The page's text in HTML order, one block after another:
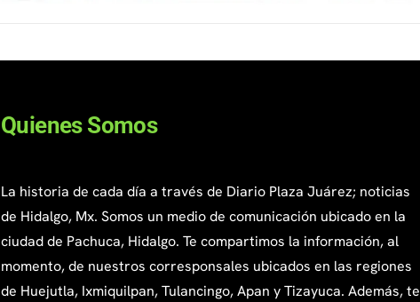
Quienes Somos
La historia de cada día a través de Diario Plaza Juárez; noticias
de Hidalgo, Mx. Somos un medio de comunicación ubicado en la
ciudad de Pachuca, Hidalgo. Te compartimos la información, al
momento, de nuestros corresponsales ubicados en las regiones
de Huejutla, Ixmiquilpan, Tulancingo, Apan y Tizayuca. Además, te